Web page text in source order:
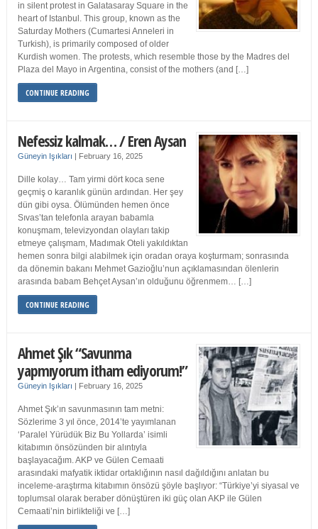
in silent protest in Galatasaray Square in the
heart of Istanbul. This group, known as the
Saturday Mothers (Cumartesi Anneleri in
Turkish), is primarily composed of older
Kurdish women. The protests, which resemble those by the Madres del
Plaza del Mayo in Argentina, consist of the mothers (and […]
CONTINUE READING
Nefessiz kalmak… / Eren Aysan
Güneyin Işıkları | February 16, 2025
Dille kolay… Tam yirmi dört koca sene
geçmiş o karanlık günün ardından. Her şey
dün gibi oysa. Ölümünden hemen önce
Sıvas’tan telefonla arayan babamla
konuşmam, televizyondan olayları takip
etmeye çalışmam, Madımak Oteli yakıldıktan
hemen sonra bilgi alabilmek için oradan oraya koşturmam; sonrasında
da dönemin bakanı Mehmet Gazioğlu’nun açıklamasından ölenlerin
arasında babam Behçet Aysan’ın olduğunu öğrenmem… […]
CONTINUE READING
Ahmet Şık “Savunma
yapmıyorum itham ediyorum!”
Güneyin Işıkları | February 16, 2025
Ahmet Şık’ın savunmasının tam metni:
Sözlerime 3 yıl önce, 2014’te yayımlanan
‘Paralel Yürüdük Biz Bu Yollarda’ isimli
kitabımın önsözünden bir alıntıyla
başlayacağım. AKP ve Gülen Cemaati
arasındaki mafyatik iktidar ortaklığının nasıl dağıldığını anlatan bu
inceleme-araştırma kitabımın önsözü şöyle başlıyor: “Türkiye’yi siyasal ve
toplumsal olarak beraber dönüştüren iki güç olan AKP ile Gülen
Cemaati’nin birlikteliği ve […]